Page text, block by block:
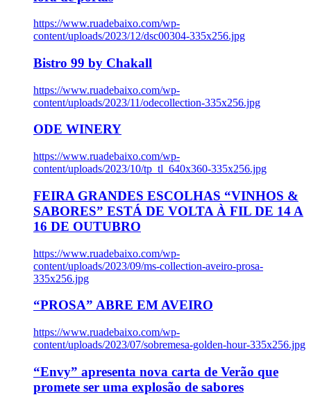
https://www.ruadebaixo.com/wp-
content/uploads/2023/12/dsc00304-335x256.jpg
Bistro 99 by Chakall
https://www.ruadebaixo.com/wp-
content/uploads/2023/11/odecollection-335x256.jpg
ODE WINERY
https://www.ruadebaixo.com/wp-
content/uploads/2023/10/tp_tl_640x360-335x256.jpg
FEIRA GRANDES ESCOLHAS “VINHOS &
SABORES” ESTÁ DE VOLTA À FIL DE 14 A
16 DE OUTUBRO
https://www.ruadebaixo.com/wp-
content/uploads/2023/09/ms-collection-aveiro-prosa-
335x256.jpg
“PROSA” ABRE EM AVEIRO
https://www.ruadebaixo.com/wp-
content/uploads/2023/07/sobremesa-golden-hour-335x256.jpg
“Envy” apresenta nova carta de Verão que
promete ser uma explosão de sabores